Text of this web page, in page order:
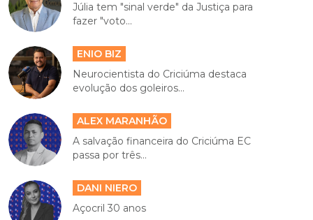
Júlia tem "sinal verde" da Justiça para
fazer "voto...
ENIO BIZ
Neurocientista do Criciúma destaca
evolução dos goleiros...
ALEX MARANHÃO
A salvação financeira do Criciúma EC
passa por três...
DANI NIERO
Açocril 30 anos